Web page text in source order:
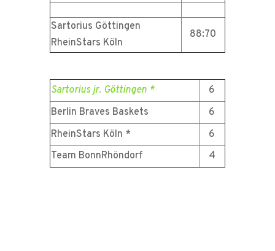
Sartorius Göttingen
RheinStars Köln
88:70
Sartorius jr. Göttingen *
6
Berlin Braves Baskets
6
RheinStars Köln *
6
Team BonnRhöndorf
4